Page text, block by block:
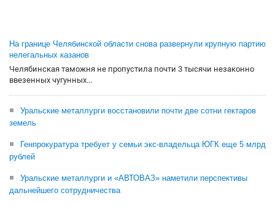
На границе Челябинской области снова развернули крупную партию
нелегальных казанов
Челябинская таможня не пропустила почти 3 тысячи незаконно
ввезенных чугунных...
Уральские металлурги восстановили почти две сотни гектаров
земель
Генпрокуратура требует у семьи экс-владельца ЮГК еще 5 млрд
рублей
Уральские металлурги и «АВТОВАЗ» наметили перспективы
дальнейшего сотрудничества